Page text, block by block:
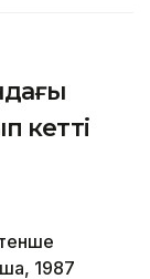
кетті
1987